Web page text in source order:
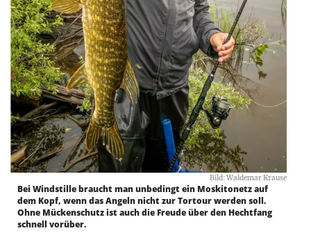
Bild: Waldemar Krause
Bei Windstille braucht man unbedingt ein Moskitonetz auf
dem Kopf, wenn das Angeln nicht zur Tortour werden soll.
Ohne Mückenschutz ist auch die Freude über den Hechtfang
schnell vorüber.